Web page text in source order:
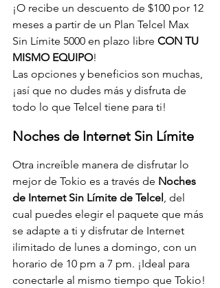
¡O recibe un descuento de $100 por 12
meses a partir de un Plan Telcel Max
Sin Límite 5000 en plazo libre CON TU
MISMO EQUIPO!
Las opciones y beneficios son muchas,
¡así que no dudes más y disfruta de
todo lo que Telcel tiene para ti!
Noches de Internet Sin Límite
Otra increíble manera de disfrutar lo
mejor de Tokio es a través de Noches
de Internet Sin Límite de Telcel , del
cual puedes elegir el paquete que más
se adapte a ti y disfrutar de Internet
ilimitado de lunes a domingo, con un
horario de 10 pm a 7 pm. ¡Ideal para
conectarle al mismo tiempo que Tokio!